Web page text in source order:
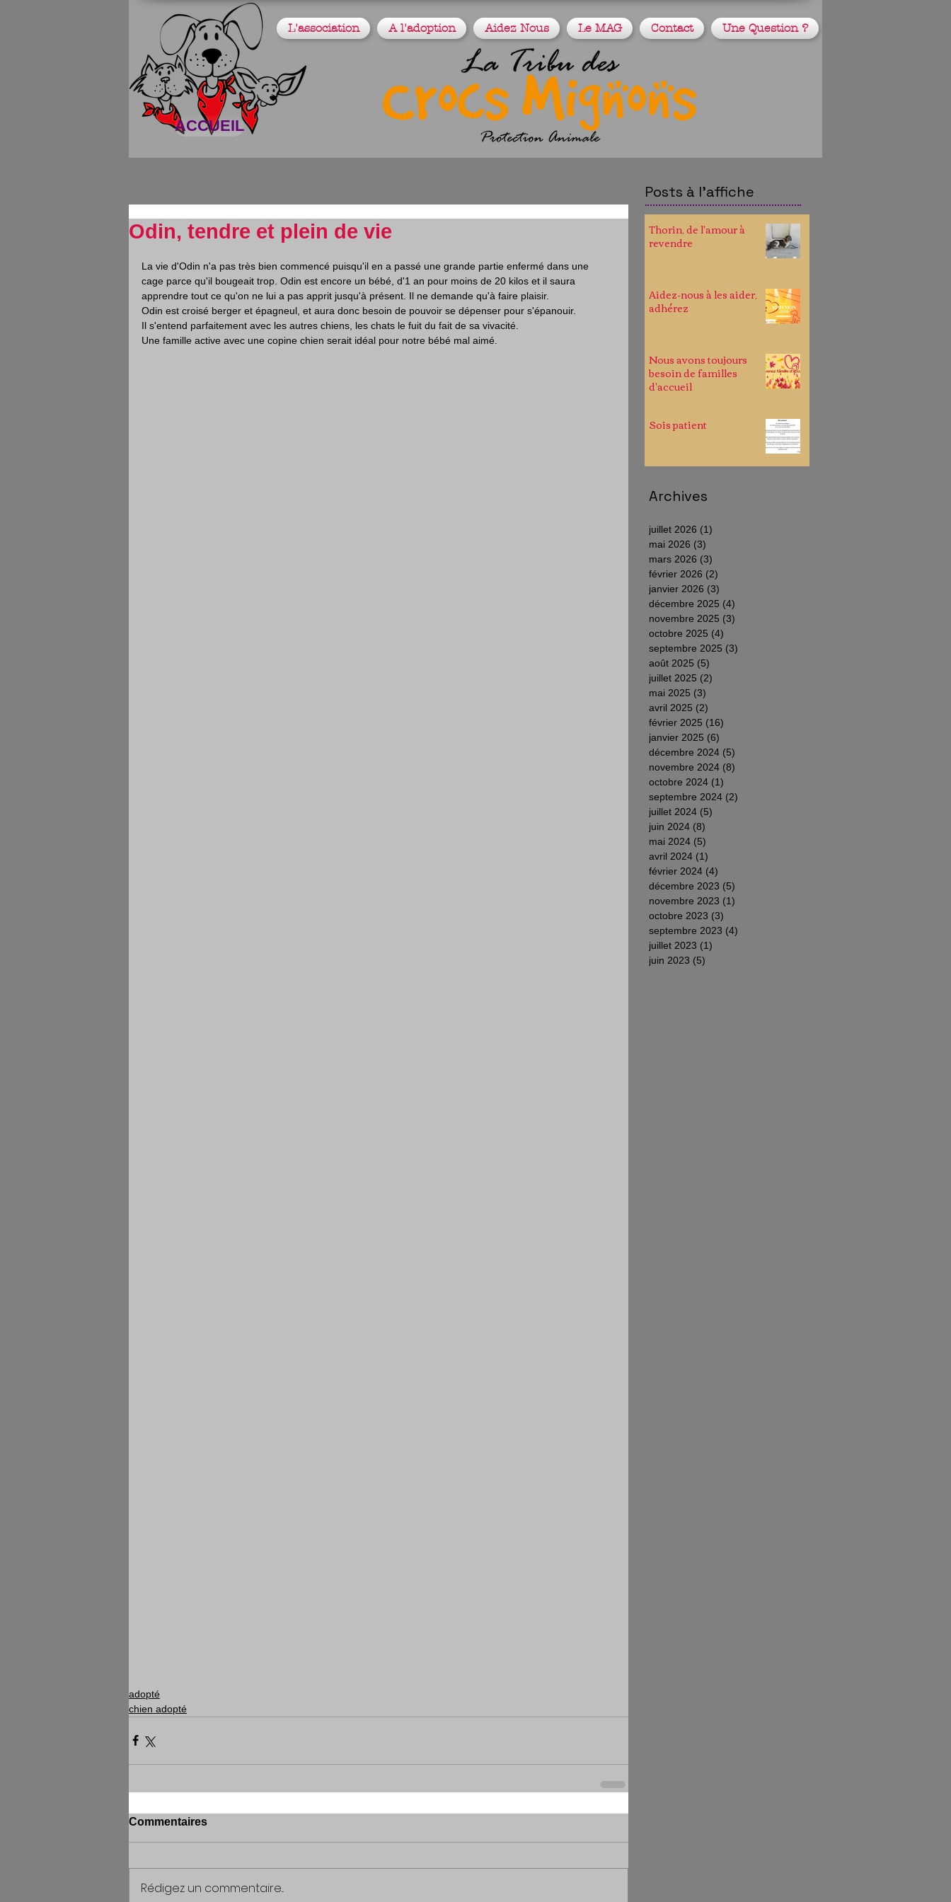
L'association A l'adoption Aidez Nous Le MAG Contact Une Question ?
ACCUEIL
Posts à l'affiche
Odin, tendre et plein de vie
La vie d'Odin n'a pas très bien commencé puisqu'il en a passé une grande partie enfermé dans une
cage parce qu'il bougeait trop. Odin est encore un bébé, d'1 an pour moins de 20 kilos et il saura
apprendre tout ce qu'on ne lui a pas apprit jusqu'à présent. Il ne demande qu'à faire plaisir.
Odin est croisé berger et épagneul, et aura donc besoin de pouvoir se dépenser pour s'épanouir.
Il s'entend parfaitement avec les autres chiens, les chats le fuit du fait de sa vivacité.
Une famille active avec une copine chien serait idéal pour notre bébé mal aimé.
adopté
chien adopté
Commentaires
Rédigez un commentaire...
Thorin, de l'amour à
revendre
Aidez-nous à les aider,
adhérez
Nous avons toujours
besoin de familles
d'accueil
Sois patient
Archives
juillet 2026 (1)
mai 2026 (3)
mars 2026 (3)
février 2026 (2)
janvier 2026 (3)
décembre 2025 (4)
novembre 2025 (3)
octobre 2025 (4)
septembre 2025 (3)
août 2025 (5)
juillet 2025 (2)
mai 2025 (3)
avril 2025 (2)
février 2025 (16)
janvier 2025 (6)
décembre 2024 (5)
novembre 2024 (8)
octobre 2024 (1)
septembre 2024 (2)
juillet 2024 (5)
juin 2024 (8)
mai 2024 (5)
avril 2024 (1)
février 2024 (4)
décembre 2023 (5)
novembre 2023 (1)
octobre 2023 (3)
septembre 2023 (4)
juillet 2023 (1)
juin 2023 (5)